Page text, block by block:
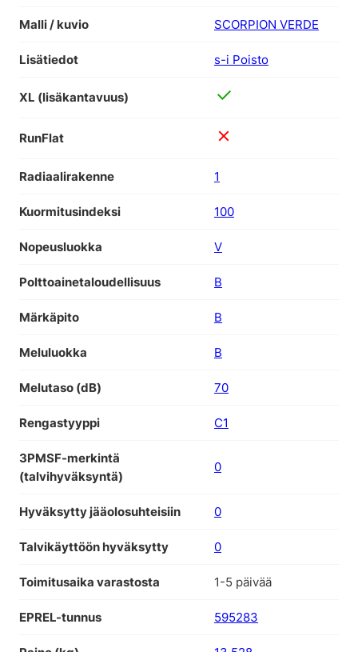
Malli / kuvio SCORPION VERDE
Lisätiedot s-i Poisto
XL (lisäkantavuus)
RunFlat
Radiaalirakenne 1
Kuormitusindeksi 100
Nopeusluokka V
Polttoainetaloudellisuus B
Märkäpito B
Meluluokka B
Melutaso (dB) 70
Rengastyyppi C1
3PMSF-merkintä
(talvihyväksyntä)
0
Hyväksytty jääolosuhteisiin 0
Talvikäyttöön hyväksytty 0
Toimitusaika varastosta 1-5 päivää
EPREL-tunnus 595283